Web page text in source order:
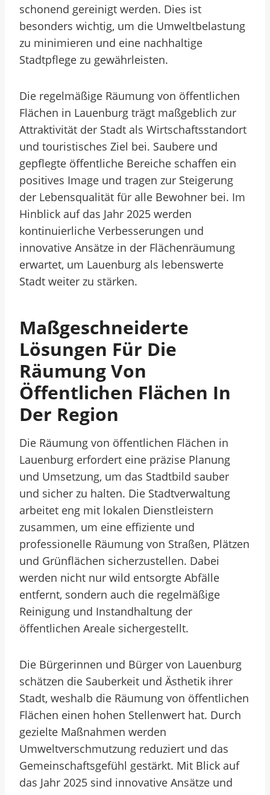
schonend gereinigt werden. Dies ist
besonders wichtig, um die Umweltbelastung
zu minimieren und eine nachhaltige
Stadtpflege zu gewährleisten.
Die regelmäßige Räumung von öffentlichen
Flächen in Lauenburg trägt maßgeblich zur
Attraktivität der Stadt als Wirtschaftsstandort
und touristisches Ziel bei. Saubere und
gepflegte öffentliche Bereiche schaffen ein
positives Image und tragen zur Steigerung
der Lebensqualität für alle Bewohner bei. Im
Hinblick auf das Jahr 2025 werden
kontinuierliche Verbesserungen und
innovative Ansätze in der Flächenräumung
erwartet, um Lauenburg als lebenswerte
Stadt weiter zu stärken.
Maßgeschneiderte
Lösungen Für Die
Räumung Von
Öffentlichen Flächen In
Der Region
Die Räumung von öffentlichen Flächen in
Lauenburg erfordert eine präzise Planung
und Umsetzung, um das Stadtbild sauber
und sicher zu halten. Die Stadtverwaltung
arbeitet eng mit lokalen Dienstleistern
zusammen, um eine effiziente und
professionelle Räumung von Straßen, Plätzen
und Grünflächen sicherzustellen. Dabei
werden nicht nur wild entsorgte Abfälle
entfernt, sondern auch die regelmäßige
Reinigung und Instandhaltung der
öffentlichen Areale sichergestellt.
Die Bürgerinnen und Bürger von Lauenburg
schätzen die Sauberkeit und Ästhetik ihrer
Stadt, weshalb die Räumung von öffentlichen
Flächen einen hohen Stellenwert hat. Durch
gezielte Maßnahmen werden
Umweltverschmutzung reduziert und das
Gemeinschaftsgefühl gestärkt. Mit Blick auf
das Jahr 2025 sind innovative Ansätze und